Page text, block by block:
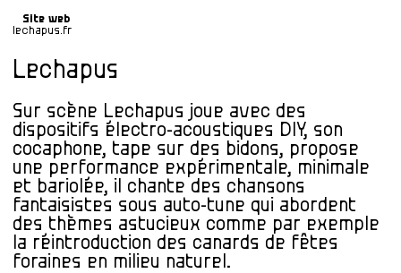
Site web
lechapus.fr
Lechapus
Sur scène Lechapus joue avec des
dispositifs électro-acoustiques DIY, son
cocaphone, tape sur des bidons, propose
une performance expérimentale, minimale
et bariolée, il chante des chansons
fantaisistes sous auto-tune qui abordent
des thèmes astucieux comme par exemple
la réintroduction des canards de fêtes
foraines en milieu naturel.